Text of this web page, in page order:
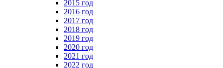
2015 год
2016 год
2017 год
2018 год
2019 год
2020 год
2021 год
2022 год